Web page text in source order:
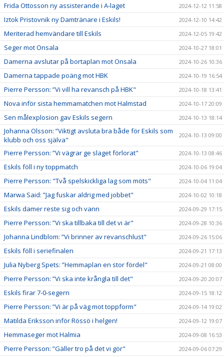
Frida Ottosson ny assisterande i A-laget 2024-12-12 11:58
Iztok Pristovnik ny Damtränare i Eskils! 2024-12-10 14:42
Meriterad hemvändare till Eskils 2024-12-05 19:42
Seger mot Onsala 2024-10-27 18:01
Damerna avslutar på bortaplan mot Onsala 2024-10-26 10:36
Damerna tappade poäng mot HBK 2024-10-19 16:54
Pierre Persson: ”Vi vill ha revansch på HBK" 2024-10-18 13:41
Nova inför sista hemmamatchen mot Halmstad 2024-10-17 20:09
Sen målexplosion gav Eskils segern 2024-10-13 18:14
Johanna Olsson: ”Viktigt avsluta bra både för Eskils som
klubb och oss själva"
2024-10-13 09:00
Pierre Persson: ”Vi vägrar ge slaget förlorat" 2024-10-13 08:46
Eskils föll i ny toppmatch 2024-10-06 19:04
Pierre Persson: "Två spelskickliga lag som möts" 2024-10-04 11:04
Marwa Said: ”Jag fuskar aldrig med jobbet" 2024-10-02 10:18
Eskils damer reste sig och vann 2024-09-29 17:15
Pierre Persson: ”Vi ska tillbaka till det vi är" 2024-09-28 10:36
Johanna Lindblom: ”Vi brinner av revanschlust" 2024-09-26 15:06
Eskils föll i seriefinalen 2024-09-21 17:13
Julia Nyberg Spets: ”Hemmaplan en stor fördel" 2024-09-21 08:00
Pierre Persson: ”Vi ska inte krångla till det" 2024-09-20 20:07
Eskils firar 7-0-segern 2024-09-15 18:12
Pierre Persson: ”Vi är på väg mot toppform" 2024-09-14 19:02
Matilda Eriksson inför Rössö i helgen! 2024-09-12 19:07
Hemmaseger mot Halmia 2024-09-08 16:53
Pierre Persson: ”Gäller tro på det vi gör" 2024-09-06 07:29